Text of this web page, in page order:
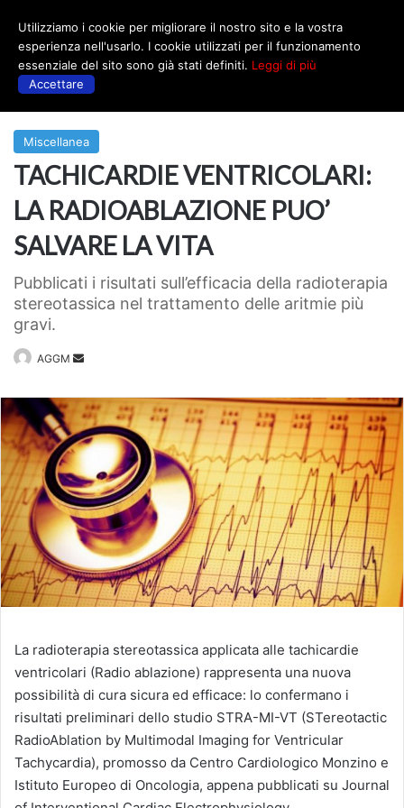
Miscellanea
TACHICARDIE VENTRICOLARI:
LA RADIOABLAZIONE PUO’
SALVARE LA VITA
Pubblicati i risultati sull’efficacia della radioterapia
stereotassica nel trattamento delle aritmie più
gravi.
AGGM
Invia
La radioterapia stereotassica applicata alle tachicardie
ventricolari (Radio ablazione) rappresenta una nuova
possibilità di cura sicura ed efficace: lo confermano i
risultati preliminari dello studio STRA-MI-VT (STereotactic
RadioAblation by Multimodal Imaging for Ventricular
Tachycardia), promosso da Centro Cardiologico Monzino e
Istituto Europeo di Oncologia, appena pubblicati su Journal
Utilizziamo i cookie per migliorare il nostro sito e la vostra
esperienza nell'usarlo. I cookie utilizzati per il funzionamento
essenziale del sito sono già stati definiti. Leggi di più
Accettare